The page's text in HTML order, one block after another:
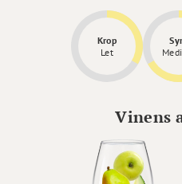
Krop
Let
Vinens